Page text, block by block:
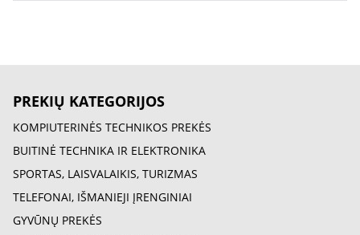
PREKIŲ KATEGORIJOS
KOMPIUTERINĖS TECHNIKOS PREKĖS
BUITINĖ TECHNIKA IR ELEKTRONIKA
SPORTAS, LAISVALAIKIS, TURIZMAS
TELEFONAI, IŠMANIEJI ĮRENGINIAI
GYVŪNŲ PREKĖS